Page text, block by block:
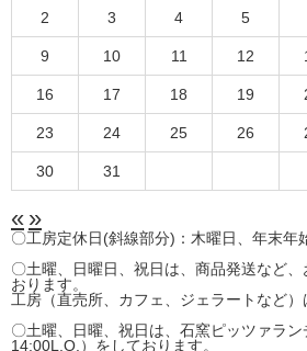
2 3 4 5
9 10 11 12
16 17 18 19
23 24 25 26
30 31
« »
〇工房定休日(斜線部分)：木曜日、年末年
〇土曜、日曜日、祝日は、商品発送など
おります。
工房（直売所、カフェ、ジェラートなど）
〇土曜、日曜、祝日は、石窯ピッツァラン
14:00L.O.）をしております。